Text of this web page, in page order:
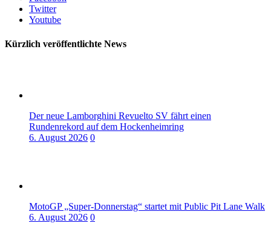
Twitter
Youtube
Kürzlich veröffentlichte News
Der neue Lamborghini Revuelto SV fährt einen
Rundenrekord auf dem Hockenheimring
6. August 2026 0
MotoGP „Super-Donnerstag“ startet mit Public Pit Lane Walk
6. August 2026 0